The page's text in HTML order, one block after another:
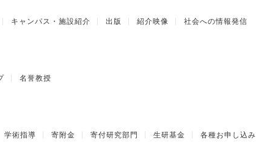
キャンパス・施設紹介 出版 紹介映像 社会への情報発信
名誉教授
学術指導 寄附金 寄付研究部門 生研基金 各種お申し込み